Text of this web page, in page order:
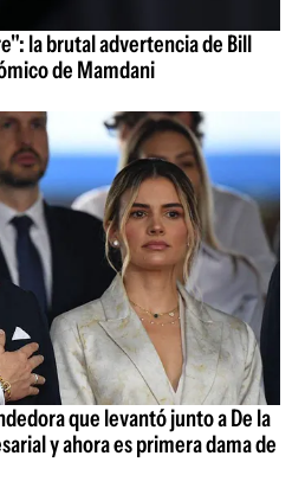
la brutal advertencia de Bill
de Mamdani
que levantó junto a De la
y ahora es primera dama de